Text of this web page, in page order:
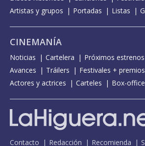
Artistas y grupos
Portadas Listas
CINEMANÍA
Noticias Cartelera Próximos estrenos
Avances
Tráilers
Festivales + premios
Actores y actrices
Carteles Box-office
Contacto Redacción Recomienda